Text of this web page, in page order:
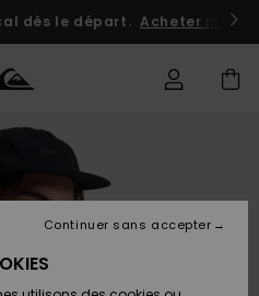
dès le départ. Acheter
Continuer sans accepter